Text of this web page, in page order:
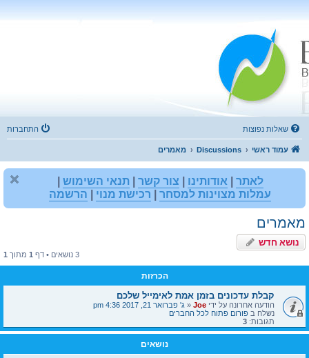
שאלות נפוצות התחברות
עמוד ראשי Discussions מאמרים
לאתר אודותינו צור קשר |תנאי השימוש
עמלות מצוינות למסחר
רכישת מנוי הרשמה
מאמרים
נושא חדש
3 נושאים • דף 1 מתוך 1
הכרזות
קבלת עדכונים בזמן אמת לאימייל שלכם
הודעה אחרונה על ידי Joe
« ג' פברואר 21, 2017 4:36 pm
נשלח ב פורום פתוח לכל החברים
תגובות: 3
נושאים